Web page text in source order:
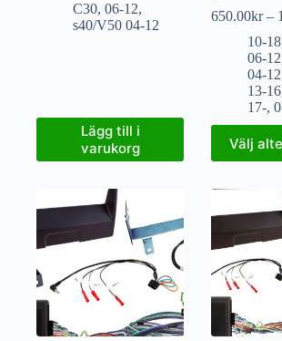
C30, 06-12,
s40/V50 04-12
Lägg till i
varukorg
650.00kr –
10-18
06-12
04-12
13-16
17-,
Välj